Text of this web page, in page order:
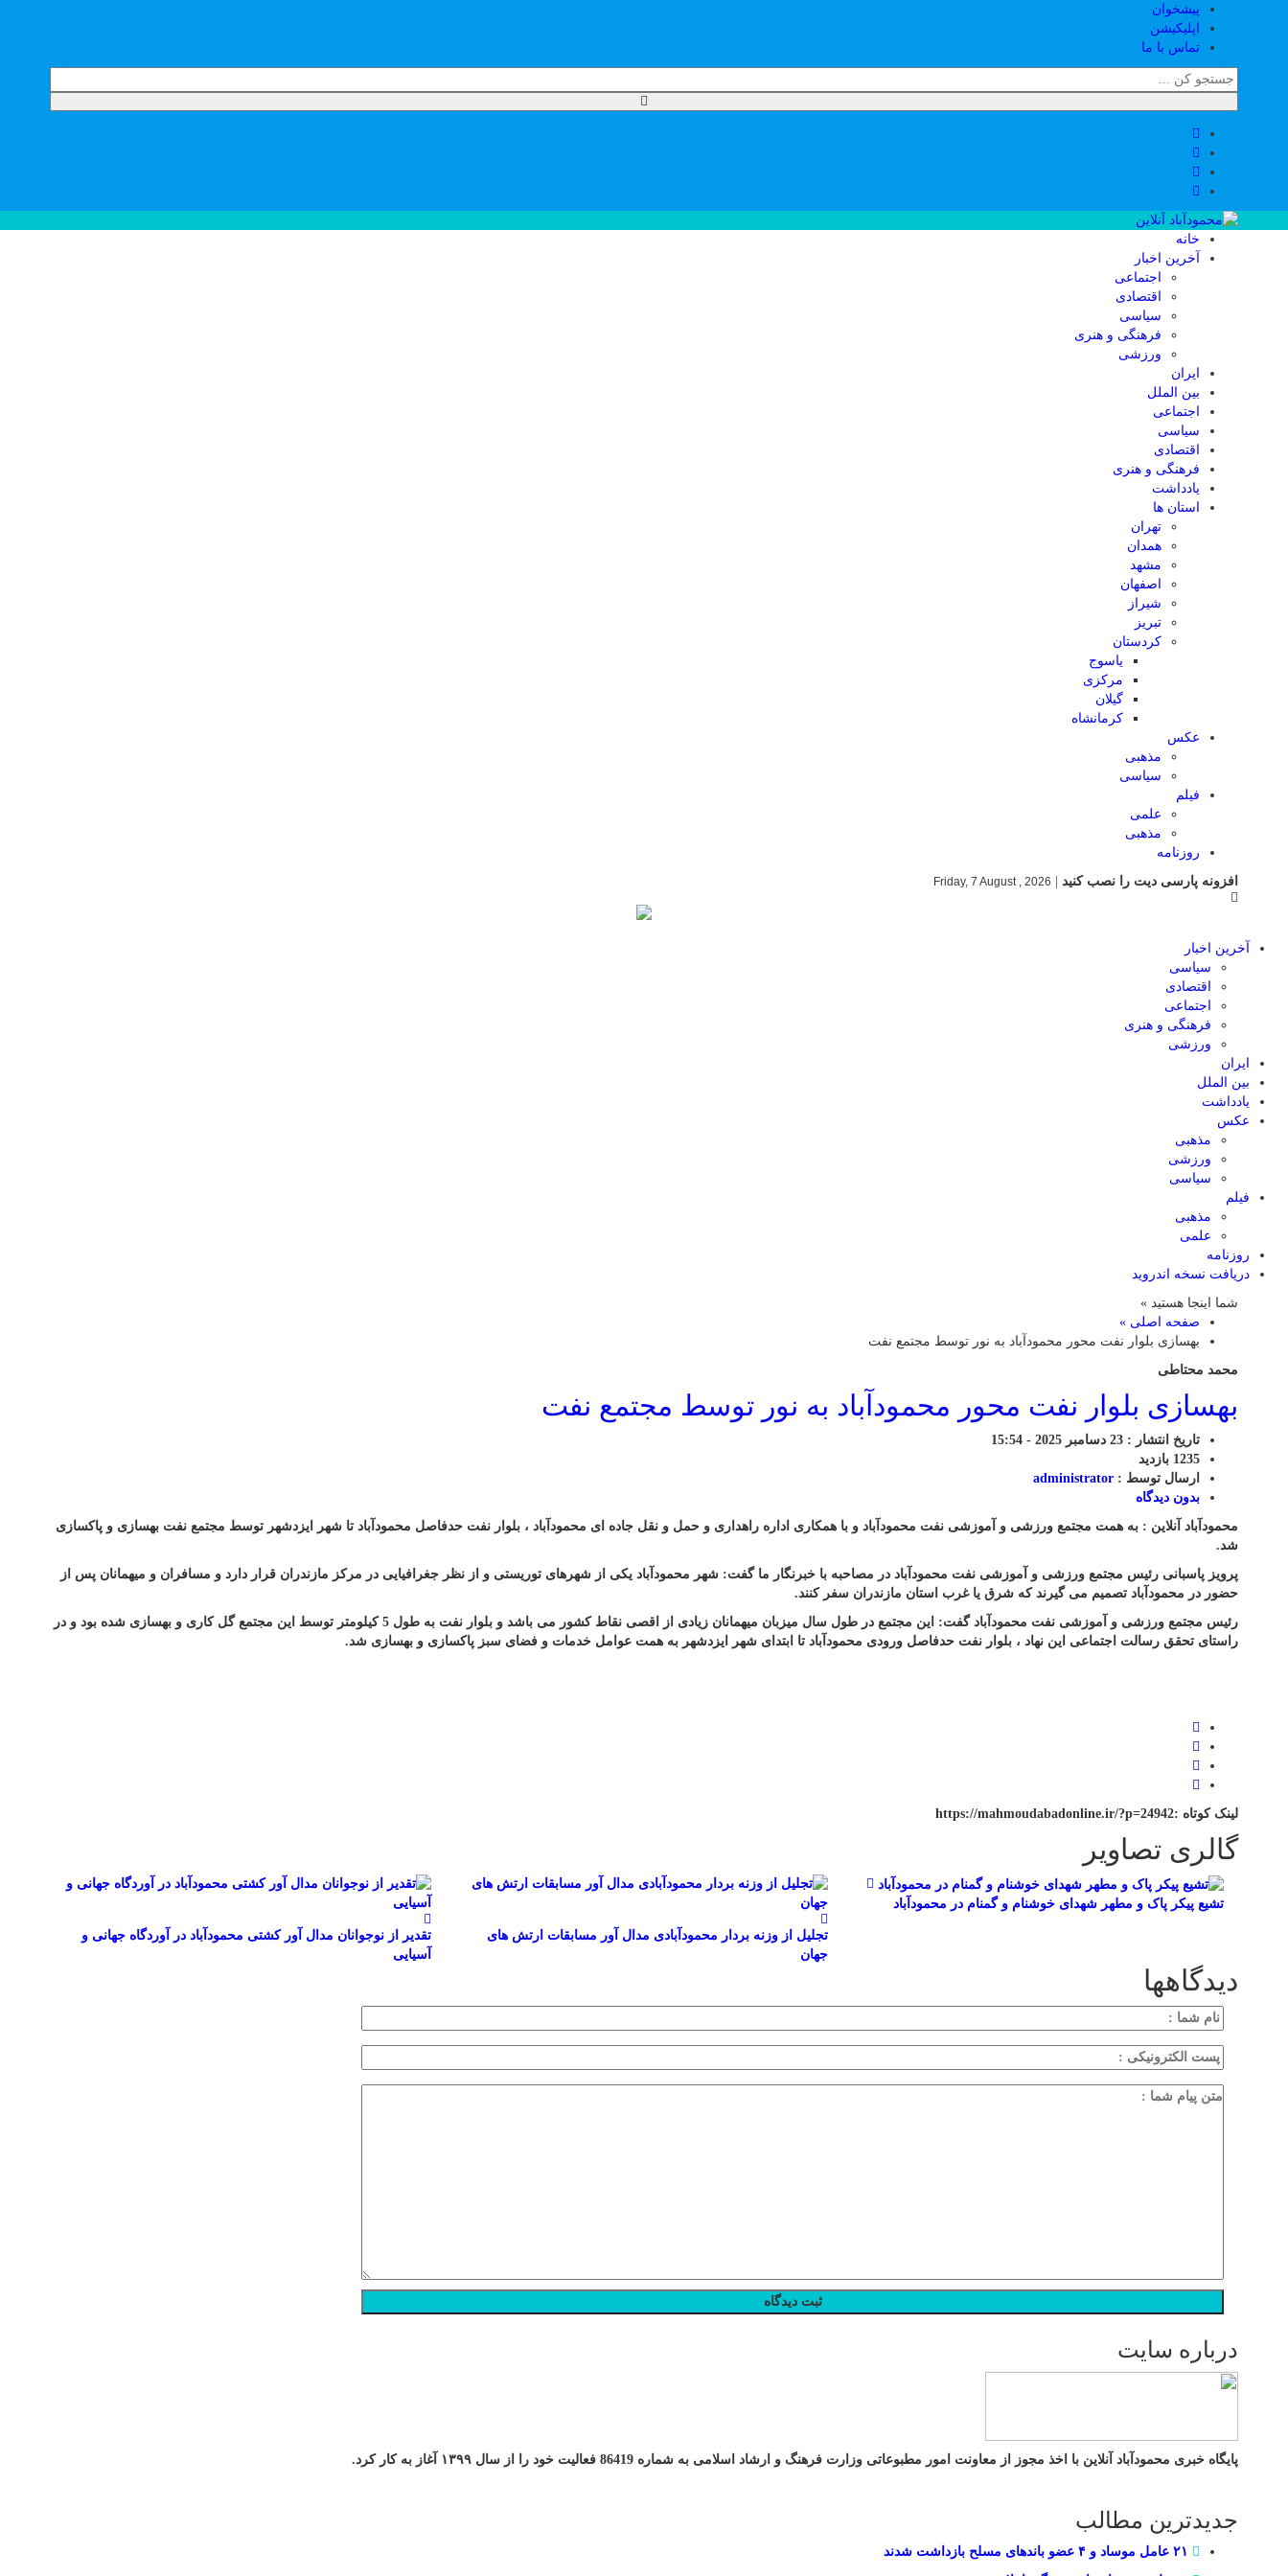
پیشخوان
اپلیکیشن
تماس با ما
خانه
آخرین اخبار
اجتماعی
اقتصادی
سیاسی
فرهنگی و هنری
ورزشی
ایران
بین الملل
اجتماعی
سیاسی
اقتصادی
فرهنگی و هنری
یادداشت
استان ها
تهران
همدان
مشهد
اصفهان
شیراز
تبریز
کردستان
یاسوج
مرکزی
گیلان
کرمانشاه
عکس
مذهبی
سیاسی
فیلم
علمی
مذهبی
روزنامه
افزونه پارسی دیت را نصب کنید
Friday, 7 August , 2026
آخرین اخبار
سیاسی
اقتصادی
اجتماعی
فرهنگی و هنری
ورزشی
ایران
بین الملل
یادداشت
عکس
مذهبی
ورزشی
سیاسی
فیلم
مذهبی
علمی
روزنامه
دریافت نسخه اندروید
شما اینجا هستید »
صفحه اصلی »
بهسازی بلوار نفت محور محمودآباد به نور توسط مجتمع نفت
محمد محتاطی
بهسازی بلوار نفت محور محمودآباد به نور توسط مجتمع نفت
تاریخ انتشار : 23 دسامبر 2025 - 15:54
1235 بازدید
ارسال توسط : administrator
بدون دیدگاه
محمودآباد آنلاین : به همت مجتمع ورزشی و آموزشی نفت محمودآباد و با همکاری اداره راهداری و حمل و نقل جاده ای محمودآباد ، بلوار نفت حدفاصل محمودآباد تا شهر ایزدشهر توسط مجتمع نفت بهسازی و پاکسازی
شد.
پرویز پاسبانی رئیس مجتمع ورزشی و آموزشی نفت محمودآباد در مصاحبه با خبرنگار ما گفت: شهر محمودآباد یکی از شهرهای توریستی و از نظر جغرافیایی در مرکز مازندران قرار دارد و مسافران و میهمانان پس از
حضور در محمودآباد تصمیم می گیرند که شرق یا غرب استان مازندران سفر کنند.
رئیس مجتمع ورزشی و آموزشی نفت محمودآباد گفت: این مجتمع در طول سال میزبان میهمانان زیادی از اقصی نقاط کشور می باشد و بلوار نفت به طول 5 کیلومتر توسط این مجتمع گل کاری و بهسازی شده بود و در
راستای تحقق رسالت اجتماعی این نهاد ، بلوار نفت حدفاصل ورودی محمودآباد تا ابتدای شهر ایزدشهر به همت عوامل خدمات و فضای سبز پاکسازی و بهسازی شد.
لینک کوتاه :https://mahmoudabadonline.ir/?p=24942
گالری تصاویر
تشیع پیکر پاک و مطهر شهدای خوشنام و گمنام در محمودآباد
تجلیل از وزنه بردار محمودآبادی مدال آور مسابقات ارتش های
جهان
تقدیر از نوجوانان مدال آور کشتی محمودآباد در آوردگاه جهانی و
آسیایی
دیدگاهها
درباره سایت
پایگاه خبری محمودآباد آنلاین با اخذ مجوز از معاونت امور مطبوعاتی وزارت فرهنگ و ارشاد اسلامی به شماره 86419 فعالیت خود را از سال ۱۳۹۹ آغاز به کار کرد.
جدیدترین مطالب